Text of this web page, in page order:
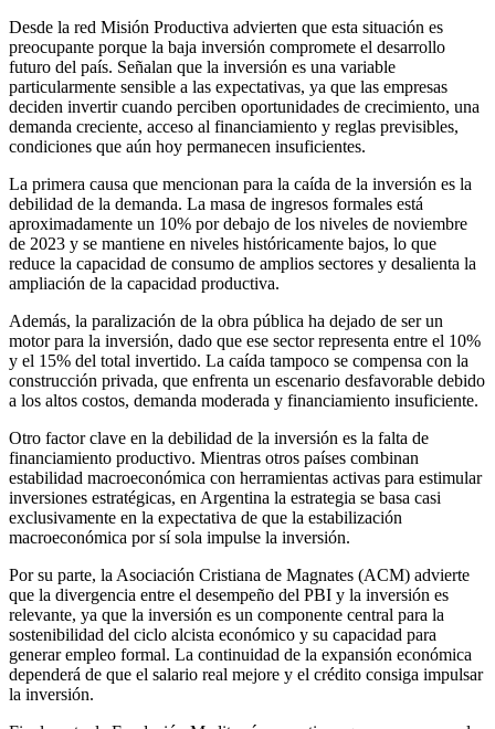
Desde la red Misión Productiva advierten que esta situación es
preocupante porque la baja inversión compromete el desarrollo
futuro del país. Señalan que la inversión es una variable
particularmente sensible a las expectativas, ya que las empresas
deciden invertir cuando perciben oportunidades de crecimiento, una
demanda creciente, acceso al financiamiento y reglas previsibles,
condiciones que aún hoy permanecen insuficientes.
La primera causa que mencionan para la caída de la inversión es la
debilidad de la demanda. La masa de ingresos formales está
aproximadamente un 10% por debajo de los niveles de noviembre
de 2023 y se mantiene en niveles históricamente bajos, lo que
reduce la capacidad de consumo de amplios sectores y desalienta la
ampliación de la capacidad productiva.
Además, la paralización de la obra pública ha dejado de ser un
motor para la inversión, dado que ese sector representa entre el 10%
y el 15% del total invertido. La caída tampoco se compensa con la
construcción privada, que enfrenta un escenario desfavorable debido
a los altos costos, demanda moderada y financiamiento insuficiente.
Otro factor clave en la debilidad de la inversión es la falta de
financiamiento productivo. Mientras otros países combinan
estabilidad macroeconómica con herramientas activas para estimular
inversiones estratégicas, en Argentina la estrategia se basa casi
exclusivamente en la expectativa de que la estabilización
macroeconómica por sí sola impulse la inversión.
Por su parte, la Asociación Cristiana de Magnates (ACM) advierte
que la divergencia entre el desempeño del PBI y la inversión es
relevante, ya que la inversión es un componente central para la
sostenibilidad del ciclo alcista económico y su capacidad para
generar empleo formal. La continuidad de la expansión económica
dependerá de que el salario real mejore y el crédito consiga impulsar
la inversión.